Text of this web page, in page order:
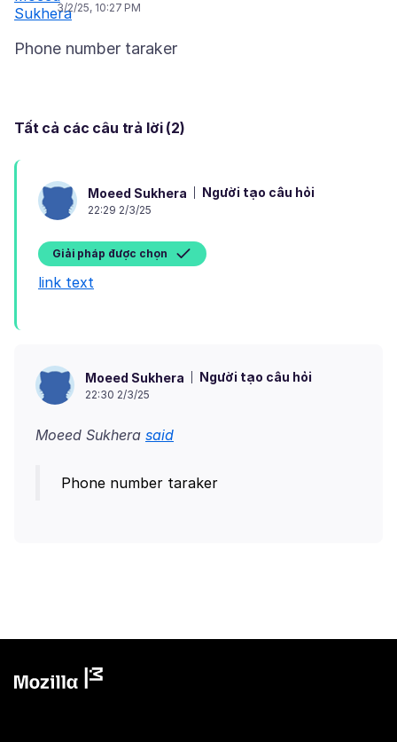
3/2/25, 10:27 PM
Tất cả các câu trả lời (2)
Moeed Sukhera Người tạo câu hỏi
22:29 2/3/25
Giải pháp được chọn
link text
Moeed Sukhera Người tạo câu hỏi
22:30 2/3/25
Moeed Sukhera said